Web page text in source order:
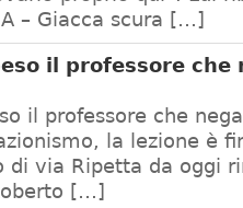
– Giacca scura […]
il professore che
il professore che
la lezione è
di via Ripetta da oggi
[…]